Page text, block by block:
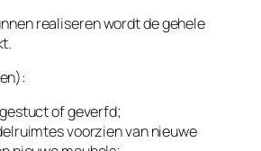
realiseren wordt de gehele
of geverfd;
voorzien van nieuwe